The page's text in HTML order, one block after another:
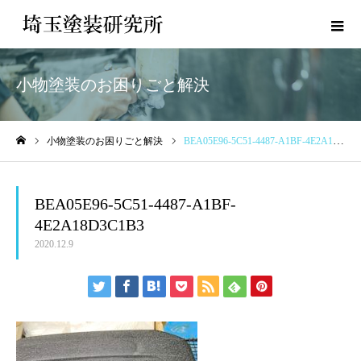
小物塗装のお困りごと解決
小物塗装のお困りごと解決 BEA05E96-5C51-4487-A1BF-4E2A18D3C1B3
BEA05E96-5C51-4487-A1BF-
4E2A18D3C1B3
2020.12.9